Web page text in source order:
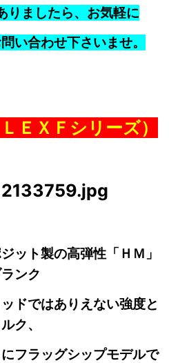
りましたら、お気軽に
い合わせ下さいませ。
ＥＸＦシリーズ）
ット製の高弾性「ＨＭ」
ンク
ドではありえない強度と
ルク、
フラッグシップモデルで